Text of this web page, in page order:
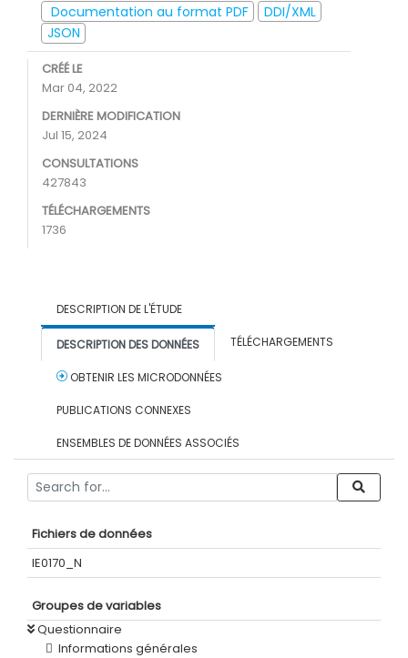
Documentation au format PDF
DDI/XML
JSON
CRÉÉ LE
Mar 04, 2022
DERNIÈRE MODIFICATION
Jul 15, 2024
CONSULTATIONS
427843
TÉLÉCHARGEMENTS
1736
DESCRIPTION DE L'ÉTUDE
DESCRIPTION DES DONNÉES TÉLÉCHARGEMENTS
OBTENIR LES MICRODONNÉES
PUBLICATIONS CONNEXES
ENSEMBLES DE DONNÉES ASSOCIÉS
Fichiers de données
IE0170_N
Groupes de variables
Questionnaire
Informations générales